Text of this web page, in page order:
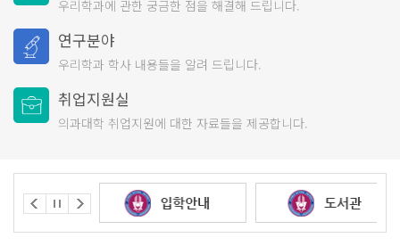
우리학과에 관한 궁금한 점을 해결해 드립니다.
연구분야
우리학과 학사 내용들을 알려 드립니다.
취업지원실
의과대학 취업지원에 대한 자료들을 제공합니다.